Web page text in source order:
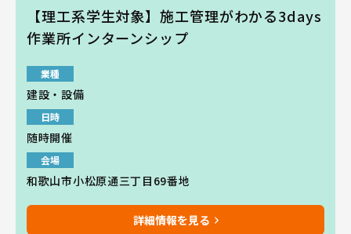
【理工系学生対象】施工管理がわかる3days
作業所インターンシップ
業種
建設・設備
日時
随時開催
会場
和歌山市小松原通三丁目69番地
詳細情報を見る